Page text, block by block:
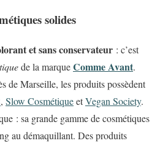
solides
et sans conservateur : c’est
de la marqueComme Avant.
de Marseille, les produits possèdent
, Slow CosmétiqueetVegan Society.
: sa grande gamme de cosmétiques
au démaquillant. Des produits